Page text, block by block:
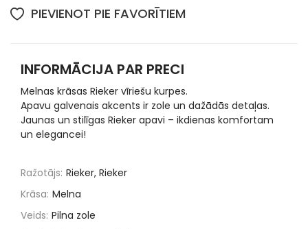
PIEVIENOT PIE FAVORĪTIEM
INFORMĀCIJA PAR PRECI
Melnas krāsas Rieker vīriešu kurpes.
Apavu galvenais akcents ir zole un dažādās detaļas.
Jaunas un stilīgas Rieker apavi – ikdienas komfortam
un elegancei!
Ražotājs: Rieker, Rieker
Krāsa: Melna
Veids: Pilna zole